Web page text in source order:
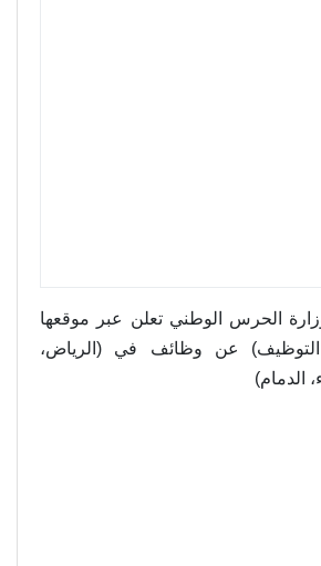
الحرس الوطني تعلن عبر موقعها
التوظيف) عن وظائف في (الرياض،
الدمام)